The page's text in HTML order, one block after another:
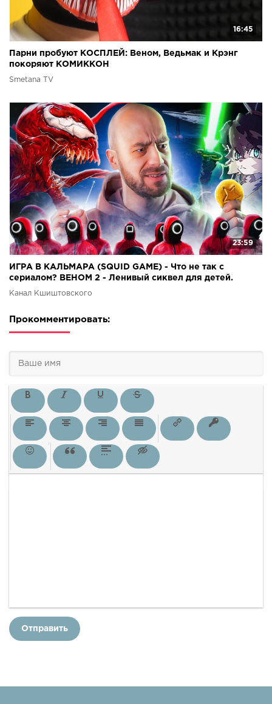
16:45
Парни пробуют КОСПЛЕЙ: Веном, Ведьмак и Крэнг
покоряют КОМИККОН
Smetana TV
23:59
ИГРА В КАЛЬМАРА (SQUID GAME) - Что не так с
сериалом? ВЕНОМ 2 - Ленивый сиквел для детей.
Канал Кшиштовского
Прокомментировать:
Отправить